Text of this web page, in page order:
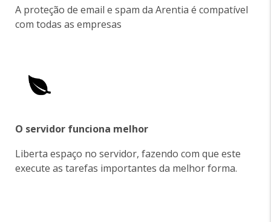
A proteção de email e spam da Arentia é compatível
com todas as empresas
O servidor funciona melhor
Liberta espaço no servidor, fazendo com que este
execute as tarefas importantes da melhor forma.